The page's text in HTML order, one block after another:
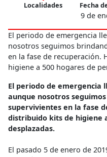
Localidades Fecha
9 de
El periodo de emergencia
nosotros seguimos
en la fase de recuperación.
higiene a 500 hogares de
El periodo de emergencia
aunque nosotros
supervivientes en la fase
distribuido kits de higiene
desplazadas.
El pasado 5 de enero de